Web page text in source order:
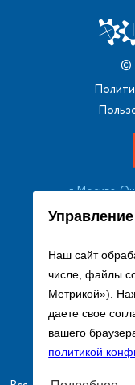
Наш сайт
числе, файлы
Метрикой»).
даете свое
вашего
политикой
©
г. Москва,
+7